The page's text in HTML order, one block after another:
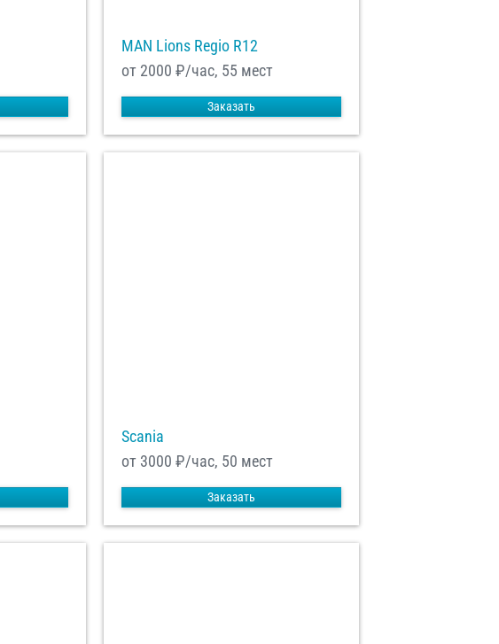
MAN Lions Regio R12
от 2000 ₽/час, 55 мест
Заказать
Scania
от 3000 ₽/час, 50 мест
Заказать